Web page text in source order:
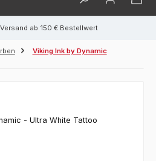
ab 150 € Bestellwert
Viking Ink by Dynamic